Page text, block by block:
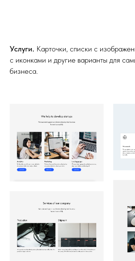
Услуги. Карточки, списки с
с иконками и другие варианты для
бизнеса.